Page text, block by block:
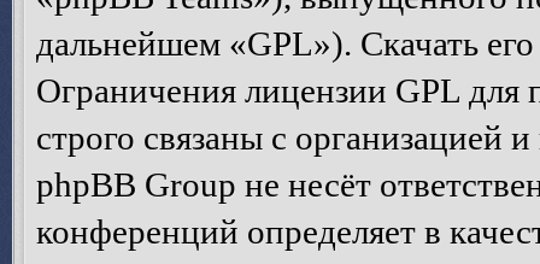
дальнейшем «GPL»). Скачать
Ограничения лицензии GPL для
строго связаны с организацией
phpBB Group не несёт
конференций определяет в